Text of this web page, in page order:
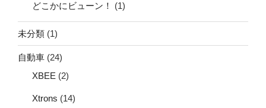
どこかにビューン！ (1)
未分類 (1)
自動車 (24)
XBEE (2)
Xtrons (14)